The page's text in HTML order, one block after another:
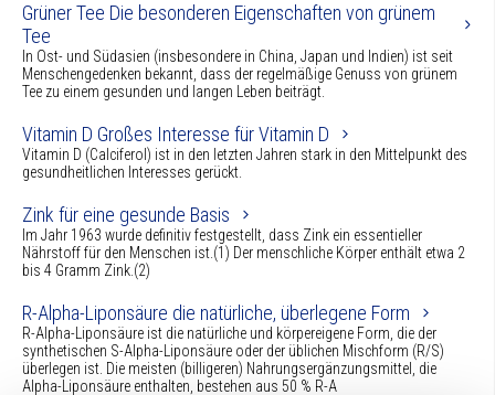
Grüner Tee Die besonderen Eigenschaften von grünem
Tee
In Ost- und Südasien (insbesondere in China, Japan und Indien) ist seit
Menschengedenken bekannt, dass der regelmäßige Genuss von grünem
Tee zu einem gesunden und langen Leben beiträgt.
Vitamin D Großes Interesse für Vitamin D
Vitamin D (Calciferol) ist in den letzten Jahren stark in den Mittelpunkt des
gesundheitlichen Interesses gerückt.
Zink für eine gesunde Basis
Im Jahr 1963 wurde definitiv festgestellt, dass Zink ein essentieller
Nährstoff für den Menschen ist.(1) Der menschliche Körper enthält etwa 2
bis 4 Gramm Zink.(2)
R-Alpha-Liponsäure die natürliche, überlegene Form
R-Alpha-Liponsäure ist die natürliche und körpereigene Form, die der
synthetischen S-Alpha-Liponsäure oder der üblichen Mischform (R/S)
überlegen ist. Die meisten (billigeren) Nahrungsergänzungsmittel, die
Alpha-Liponsäure enthalten, bestehen aus 50 % R-A